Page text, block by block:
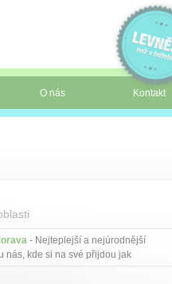
O nás Kontakt
- Nejteplejší a nejúrodnější
nás, kde si na své přijdou jak
přírodních krás, tak zájemci o kulturní